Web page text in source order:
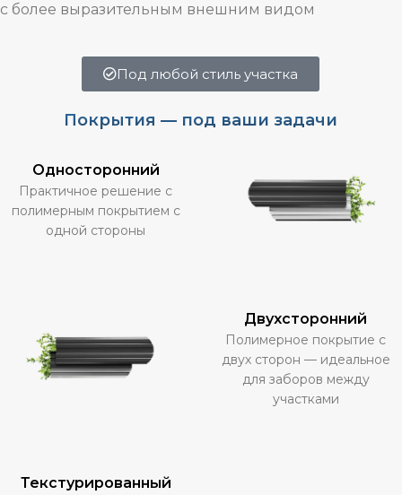
с более выразительным внешним видом
Под любой стиль участка
Покрытия — под ваши задачи
Односторонний
Практичное решение с
полимерным покрытием с
одной стороны
Двухсторонний
Полимерное покрытие с
двух сторон — идеальное
для заборов между
участками
Текстурированный